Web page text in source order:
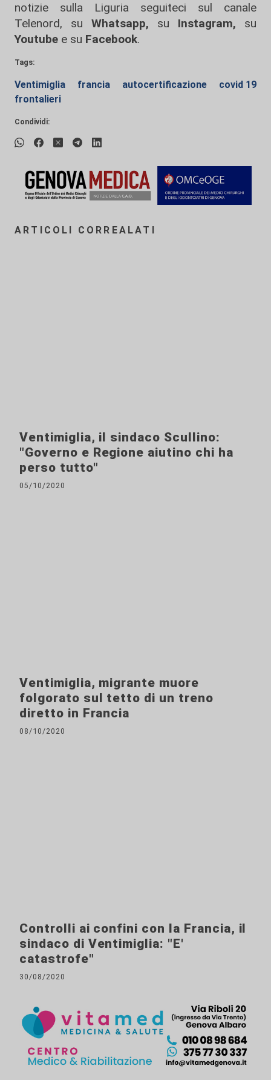
notizie sulla Liguria seguiteci sul canale
Telenord, su
Whatsapp, su Instagram, su
Youtube e su Facebook.
Tags:
Ventimiglia francia autocertificazione
covid 19
frontalieri
Condividi:
ARTICOLI CORREALATI
Ventimiglia, il sindaco Scullino:
"Governo e Regione aiutino chi ha
perso tutto"
05/10/2020
Ventimiglia, migrante muore
folgorato sul tetto di un treno
diretto in Francia
08/10/2020
Controlli ai confini con la Francia, il
sindaco di Ventimiglia: "E'
catastrofe"
30/08/2020